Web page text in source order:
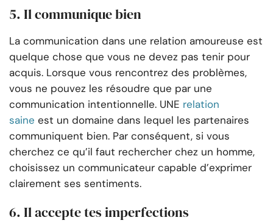
5. Il communique bien
La communication dans une relation amoureuse est
quelque chose que vous ne devez pas tenir pour
acquis. Lorsque vous rencontrez des problèmes,
vous ne pouvez les résoudre que par une
communication intentionnelle. UNE relation
saine est un domaine dans lequel les partenaires
communiquent bien. Par conséquent, si vous
cherchez ce qu’il faut rechercher chez un homme,
choisissez un communicateur capable d’exprimer
clairement ses sentiments.
6. Il accepte tes imperfections